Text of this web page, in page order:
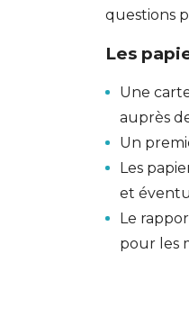
questions
Les
Une
auprès
Un
Les
et
Le
pour les